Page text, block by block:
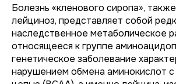
Болезнь «кленового сиропа»,
лейциноз, представляет собой
наследственное метаболическое
относящееся к группе
генетическое заболевание
нарушением обмена аминокислот с